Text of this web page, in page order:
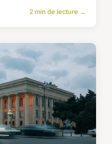
2 min de lecture →